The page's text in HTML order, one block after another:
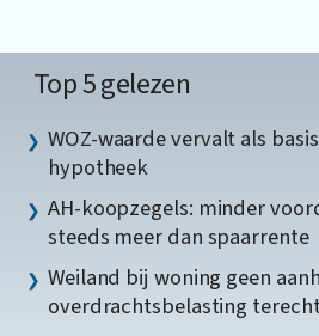
Top 5 gelezen
WOZ-waarde vervalt als
hypotheek
AH-koopzegels: minder
steeds meer dan spaarrente
Weiland bij woning geen
overdrachtsbelasting